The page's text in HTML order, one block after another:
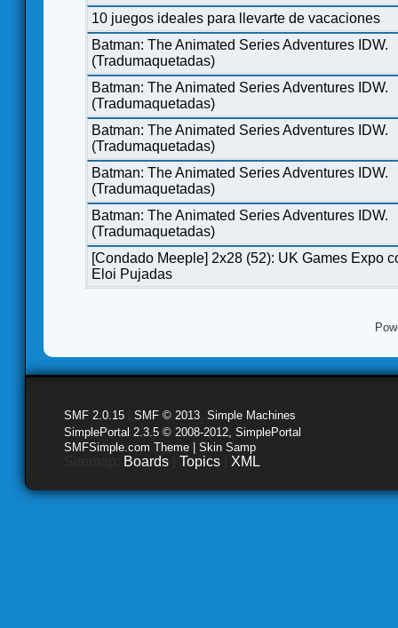
10 juegos ideales para llevarte de vacaciones
Batman: The Animated Series Adventures IDW.
(Tradumaquetadas)
Batman: The Animated Series Adventures IDW.
(Tradumaquetadas)
Batman: The Animated Series Adventures IDW.
(Tradumaquetadas)
Batman: The Animated Series Adventures IDW.
(Tradumaquetadas)
Batman: The Animated Series Adventures IDW.
(Tradumaquetadas)
[Condado Meeple] 2x28 (52): UK Games Expo
Eloi Pujadas
SMF 2.0.15 SMF © 2013 Simple Machines
SimplePortal 2.3.5 © 2008-2012, SimplePortal
SMFSimple.com Theme | Skin Samp
Boards Topics XML